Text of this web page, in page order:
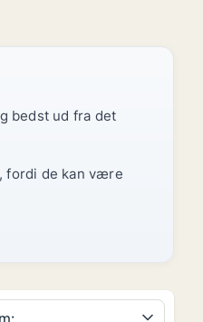
bedst ud fra det
fordi de kan være